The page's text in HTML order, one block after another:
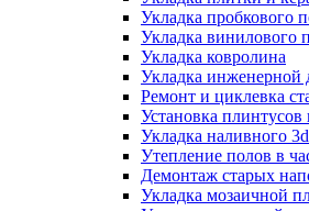
Укладка пробкового
Укладка винилового
Укладка ковролина
Укладка инженерной
Ремонт и циклевка
Установка
Укладка наливного
Утепление полов в
Демонтаж старых
Укладка мозаичной